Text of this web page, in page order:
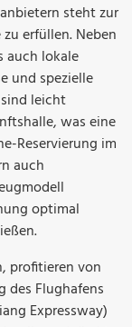
steht zur
erfüllen. Neben
auch lokale
und spezielle
leicht
was eine
Reservierung im
auch
optimal
profitieren von
des Flughafens
Expressway)